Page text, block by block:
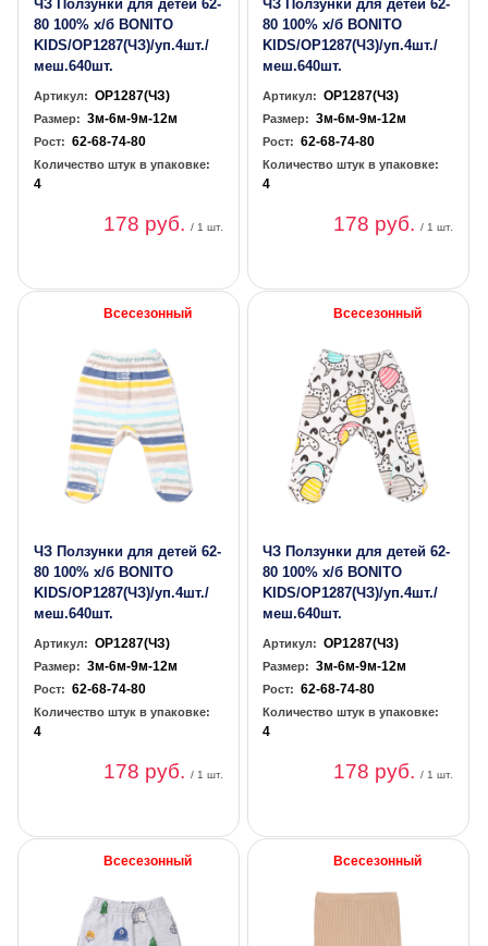
ЧЗ Ползунки для детей 62-
80 100% х/б BONITO
KIDS/OP1287(ЧЗ)/уп.4шт./
меш.640шт.
Артикул: OP1287(ЧЗ)
Размер: 3м-6м-9м-12м
Рост: 62-68-74-80
Количество штук в упаковке:
4
178 руб./ 1 шт.
ЧЗ Ползунки для детей 62-
80 100% х/б BONITO
KIDS/OP1287(ЧЗ)/уп.4шт./
меш.640шт.
Артикул: OP1287(ЧЗ)
Размер: 3м-6м-9м-12м
Рост: 62-68-74-80
Количество штук в упаковке:
4
178 руб./ 1 шт.
Всесезонный
ЧЗ Ползунки для детей 62-
80 100% х/б BONITO
KIDS/OP1287(ЧЗ)/уп.4шт./
меш.640шт.
Артикул: OP1287(ЧЗ)
Размер: 3м-6м-9м-12м
Рост: 62-68-74-80
Количество штук в упаковке:
4
178 руб./ 1 шт.
Всесезонный
ЧЗ Ползунки для детей 62-
80 100% х/б BONITO
KIDS/OP1287(ЧЗ)/уп.4шт./
меш.640шт.
Артикул: OP1287(ЧЗ)
Размер: 3м-6м-9м-12м
Рост: 62-68-74-80
Количество штук в упаковке:
4
178 руб./ 1 шт.
Всесезонный Всесезонный